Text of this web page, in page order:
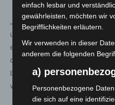
„Dadurch konnte Frau
und zielgerichtete
experimentelle Therapie
der Tumor an Größe
bessere Voraussetzungen
werden“, sagt Privatdozentin
einfach lesbar und
gewährleisten, möchten wir
Begrifflichkeiten erläutern.
Wir verwenden in dieser
anderem die folgenden
a)
Personenbezogene
die sich auf eine